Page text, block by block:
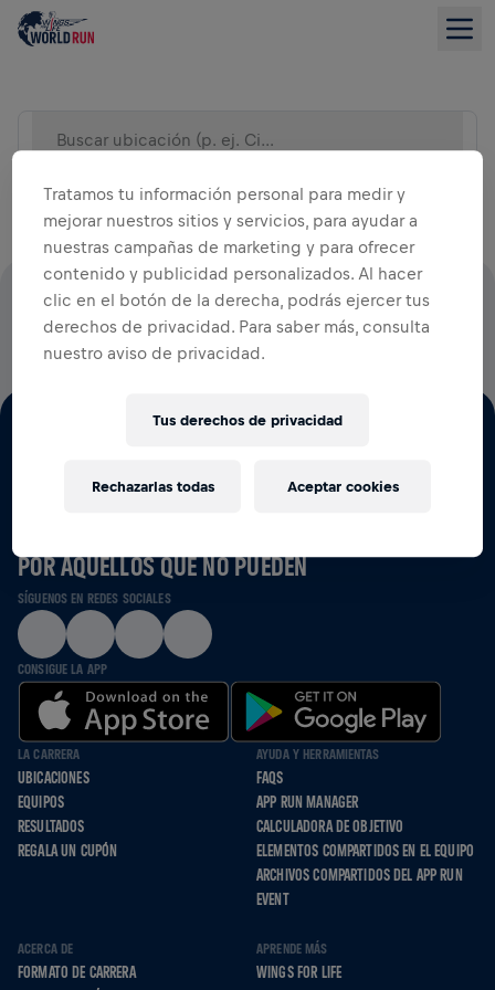
Buscar ubicación (p. ej. Ciudad)
EL 100% DE TODAS LAS CUOTAS DE INSCRIPCIÓN VA A
LA INVESTIGACIÓN DE LESIONES DE MÉDULA ESPINAL
POR AQUELLOS QUE NO PUEDEN
SÍGUENOS EN REDES SOCIALES
CONSIGUE LA APP
LA CARRERA
UBICACIONES
EQUIPOS
RESULTADOS
REGALA UN CUPÓN
AYUDA Y HERRAMIENTAS
FAQS
APP RUN MANAGER
CALCULADORA DE OBJETIVO
ELEMENTOS COMPARTIDOS EN EL EQUIPO
ARCHIVOS COMPARTIDOS DEL APP RUN
EVENT
ACERCA DE
FORMATO DE CARRERA
APRENDE MÁS
WINGS FOR LIFE
Tratamos tu información personal para medir y
mejorar nuestros sitios y servicios, para ayudar a
nuestras campañas de marketing y para ofrecer
contenido y publicidad personalizados. Al hacer
clic en el botón de la derecha, podrás ejercer tus
derechos de privacidad. Para saber más, consulta
nuestro aviso de privacidad.
Tus derechos de privacidad
Rechazarlas todas Aceptar cookies